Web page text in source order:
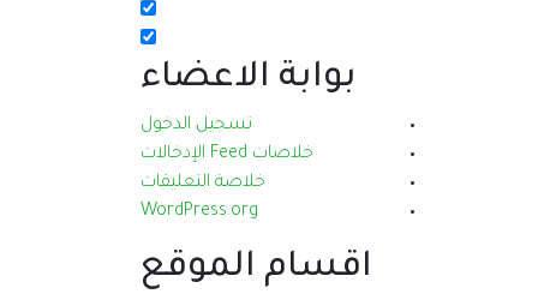
بوابة الاعضاء
تسجيل الدخول
خلاصات Feed الإدخالات
خلاصة التعليقات
WordPress.org
اقسام الموقع